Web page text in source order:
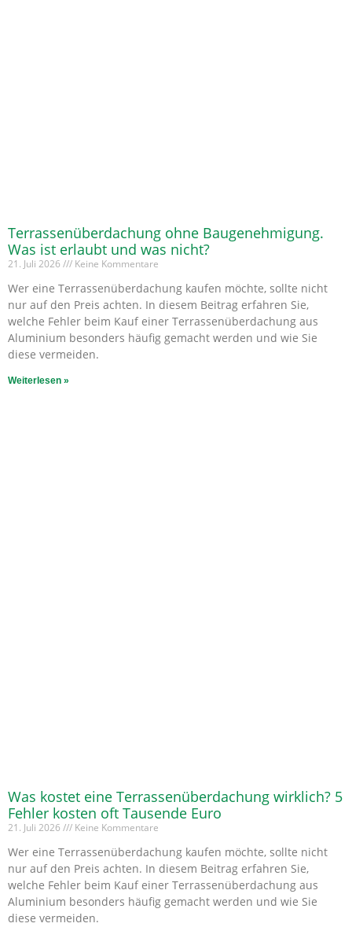
Terrassenüberdachung ohne Baugenehmigung.
Was ist erlaubt und was nicht?
21. Juli 2026 Keine Kommentare
Wer eine Terrassenüberdachung kaufen möchte, sollte nicht
nur auf den Preis achten. In diesem Beitrag erfahren Sie,
welche Fehler beim Kauf einer Terrassenüberdachung aus
Aluminium besonders häufig gemacht werden und wie Sie
diese vermeiden.
Weiterlesen »
Was kostet eine Terrassenüberdachung wirklich? 5
Fehler kosten oft Tausende Euro
21. Juli 2026 Keine Kommentare
Wer eine Terrassenüberdachung kaufen möchte, sollte nicht
nur auf den Preis achten. In diesem Beitrag erfahren Sie,
welche Fehler beim Kauf einer Terrassenüberdachung aus
Aluminium besonders häufig gemacht werden und wie Sie
diese vermeiden.